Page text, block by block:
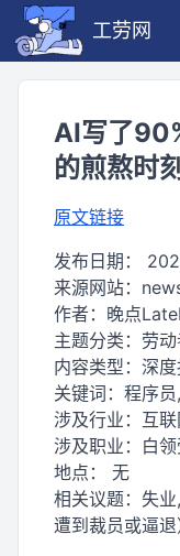
工劳网
AI写了
的煎熬时刻
原文链接
发布日期：
来源网站：
作者： 晚点
主题分类： 劳
内容类型： 深
关键词： 程序
涉及行业： 互
涉及职业： 白
地点： 无
相关议题： 失
遭到裁员或逼退